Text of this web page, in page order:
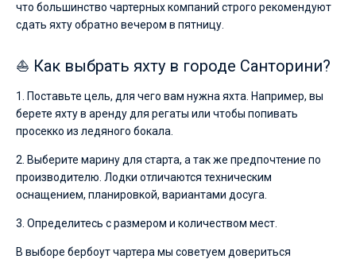
что большинство чартерных компаний строго рекомендуют
сдать яхту обратно вечером в пятницу.
⛵ Как выбрать яхту в городе Санторини?
1. Поставьте цель, для чего вам нужна яхта. Например, вы
берете яхту в аренду для регаты или чтобы попивать
просекко из ледяного бокала.
2. Выберите марину для старта, а так же предпочтение по
производителю. Лодки отличаются техническим
оснащением, планировкой, вариантами досуга.
3. Определитесь с размером и количеством мест.
В выборе бербоут чартера мы советуем довериться